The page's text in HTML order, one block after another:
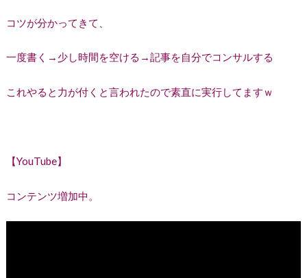
コツが分かってきて、
一度書く→少し時間を空ける→記事を自分でコンサルする
これやると力が付くと言われたので素直に実行してますｗ
【YouTube】
コンテンツ増加中。